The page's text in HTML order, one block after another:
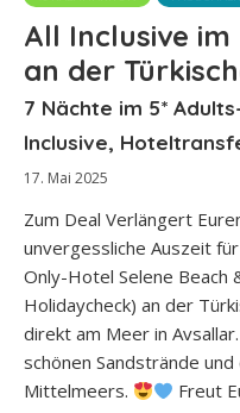
All Inclusive
an der
7 Nächte im 5*
Inclusive,
17. Mai 2025
Zum Deal Verlängert
unvergessliche Auszeit
Only-Hotel Selene Beach
Holidaycheck) an der
direkt am Meer in
schönen Sandstrände
Mittelmeers.
Freut